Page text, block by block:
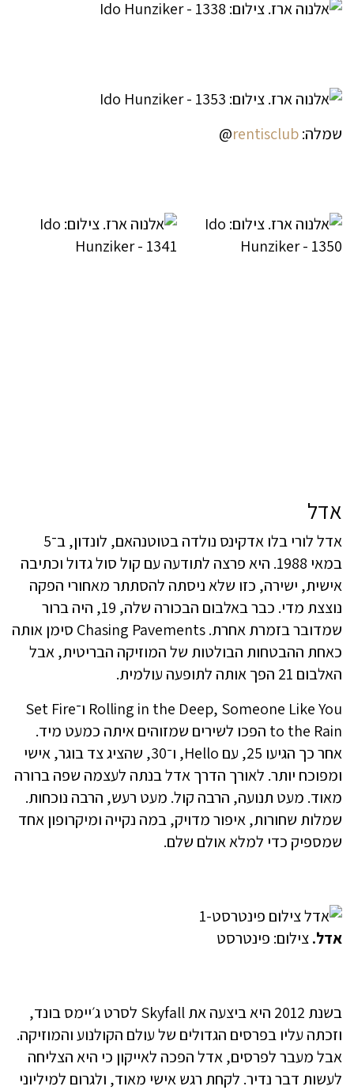
שמלה:rentisclub
@
אדל
אדל לורי בלו אדקינס נולדה בטוטנהאם, לונדון, ב־5
במאי 1988. היא פרצה לתודעה עם קול סול גדול וכתיבה
אישית, ישירה, כזו שלא ניסתה להסתתר מאחורי הפקה
נוצצת מדי. כבר באלבום הבכורה שלה, 19, היה ברור
שמדובר בזמרת אחרת. Chasing Pavements סימן אותה
כאחת ההבטחות הבולטות של המוזיקה הבריטית, אבל
האלבום 21 הפך אותה לתופעה עולמית.
Rolling in the Deep, Someone Like You ו־Set Fire
to the Rain הפכו לשירים שמזוהים איתה כמעט מיד.
אחר כך הגיעו 25, עם Hello, ו־30, שהציג צד בוגר, אישי
ומפוכח יותר. לאורך הדרך אדל בנתה לעצמה שפה ברורה
מאוד. מעט תנועה, הרבה קול. מעט רעש, הרבה נוכחות.
שמלות שחורות, איפור מדויק, במה נקייה ומיקרופון אחד
שמספיק כדי למלא אולם שלם.
אדל.צילום: פינטרסט
בשנת 2012 היא ביצעה את Skyfall לסרט ג׳יימס בונד,
וזכתה עליו בפרסים הגדולים של עולם הקולנוע והמוזיקה.
אבל מעבר לפרסים, אדל הפכה לאייקון כי היא הצליחה
לעשות דבר נדיר. לקחת רגש אישי מאוד, ולגרום למיליוני